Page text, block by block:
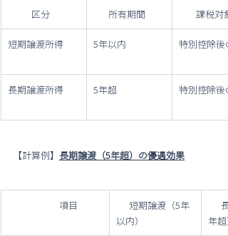
           区分
       所有期間
課
短期譲渡所得 5年以内 特別控除後
長期譲渡所得 5年超 特別控除後
【計算例】 長期譲渡（5年超）の優遇効果
                        項目
以内）
年超